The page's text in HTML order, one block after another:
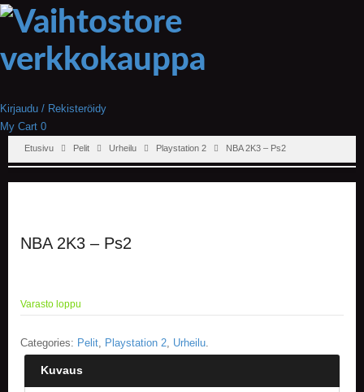
Kirjaudu / Rekisteröidy
My Cart 0
Etusivu Pelit Urheilu Playstation 2 NBA 2K3 – Ps2
NBA 2K3 – Ps2
Varasto loppu
Categories: Pelit, Playstation 2, Urheilu.
Kuvaus